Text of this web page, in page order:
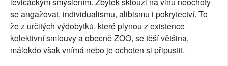
se angažovat, individualismu, alibismu i pokrytectví. To
že z určitých výdobytků, které plynou z existence
kolektivní smlouvy a obecně ZOO, se těší většina,
málokdo však vnímá nebo je ochoten si připustit.